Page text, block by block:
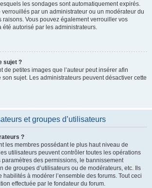
les sondages sont automatiquement expirés.
verrouillés par un administrateur ou un modérateur du
raisons. Vous pouvez également verrouiller vos
été autorisé par les administrateurs.
sujet ?
de petites images que l’auteur peut insérer afin
son sujet. Les administrateurs peuvent désactiver cette
et groupes d’utilisateurs
?
les membres possédant le plus haut niveau de
utilisateurs peuvent contrôler toutes les opérations
des permissions, le bannissement
de groupes d’utilisateurs ou de modérateurs, etc. Ils
à modérer l’ensemble des forums. Tout ceci
effectuée par le fondateur du forum.